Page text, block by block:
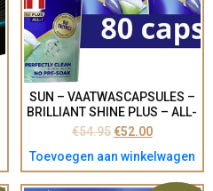
SUN – VAATWASCAPSULES –
BRILLIANT SHINE PLUS – ALL-
IN 1 – MET BIO-
ENZYMENTECHNOLOGIE – 80
STUKS –
VOORDEELVERPAKKING
€54.95 €52.00
Toevoegen aan winkelwagen